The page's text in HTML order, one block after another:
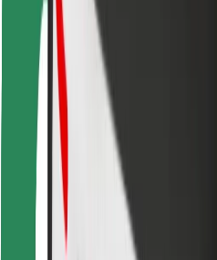
Para usuarios
Para conductores
Para repartidores
Bolt Food
Para propietarios de flota
Para restaurantes
Bolt para empresas
Otros